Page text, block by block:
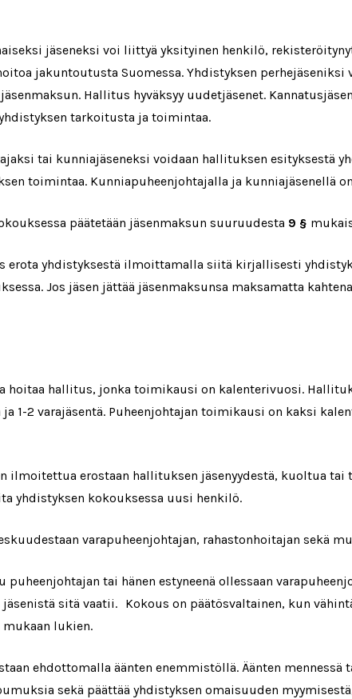
jäseneksi voi liittyä yksityinen henkilö,
jakuntoutusta Suomessa. Yhdistyksen perhejäseniksi
Hallitus hyväksyy uudetjäsenet.
tarkoitusta ja toimintaa.
tai kunniajäseneksi voidaan hallituksen esityksestä
toimintaa. Kunniapuheenjohtajalla ja kunniajäsenellä
päätetään jäsenmaksun suuruudesta 9 §
erota yhdistyksestä ilmoittamalla siitä kirjallisesti
Jos jäsen jättää jäsenmaksunsa maksamatta
hoitaa hallitus, jonka toimikausi on kalenterivuosi.
1-2 varajäsentä. Puheenjohtajan toimikausi on kaksi
ilmoitettua erostaan hallituksen jäsenyydestä, kuoltua
yhdistyksen kokouksessa uusi henkilö.
varapuheenjohtajan, rahastonhoitajan sekä
tai hänen estyneenä ollessaan
sitä vaatii. Kokous on päätösvaltainen, kun
mukaan lukien.
ehdottomalla äänten enemmistöllä. Äänten
sekä päättää yhdistyksen omaisuuden